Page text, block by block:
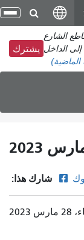
الشارع
الداخل يشترك
2023
شارك هذا:
2023